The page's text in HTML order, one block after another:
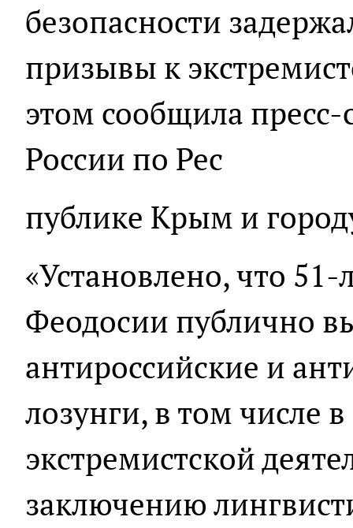
безопасности
призывы к
этом сообщила
России по Рес
публике Крым и
«Установлено, что
Феодосии публично
антироссийские и
лозунги, в том числе
экстремистской
заключению